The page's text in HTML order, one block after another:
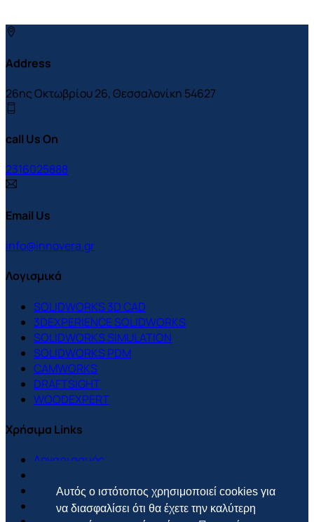
Address
26ης Οκτωβρίου 26, Θεσσαλονίκη 54627
call Us On
2316025888
Email Us
info@innovera.gr
Λογισμικά
SOLIDWORKS 3D CAD
3DEXPERIENCE SOLIDWORKS
SOLIDWORKS SIMULATION
SOLIDWORKS PDM
CAMWORKS
DRAFTSIGHT
WOODEXPERT
Χρήσιμα Links
Λογαριασμός
Πολιτική Cookies
Πολιτική Απορρήτου
Αυτός ο ιστότοπος χρησιμοποιεί cookies για
να διασφαλίσει ότι θα έχετε την καλύτερη